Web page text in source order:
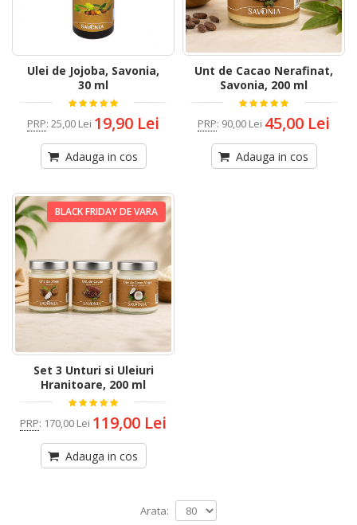
Ulei de Jojoba, Savonia,
30 ml
PRP: 25,00 Lei 19,90 Lei
Adauga in cos
Unt de Cacao Nerafinat,
Savonia, 200 ml
PRP: 90,00 Lei 45,00 Lei
Adauga in cos
BLACK FRIDAY DE VARA
Set 3 Unturi si Uleiuri
Hranitoare, 200 ml
PRP: 170,00 Lei 119,00 Lei
Adauga in cos
Arata: